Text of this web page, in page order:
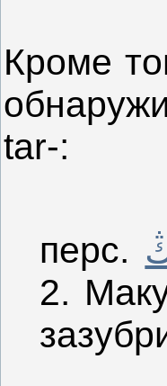
Кроме
tar-:
перс.
2.